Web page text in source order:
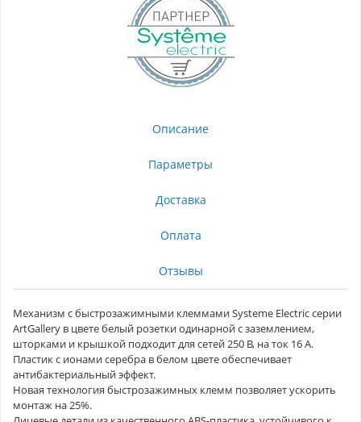
Описание
Параметры
Доставка
Оплата
Отзывы
Механизм с быстрозажимными клеммами Systeme Electric серии
ArtGallery в цвете белый розетки одинарной с заземлением,
шторками и крышкой подходит для сетей 250 В, на ток 16 А.
Пластик с ионами серебра в белом цвете обеспечивает
антибактериальный эффект.
Новая технология быстрозажимных клемм позволяет ускорить
монтаж на 25%.